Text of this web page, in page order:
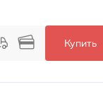
Купить